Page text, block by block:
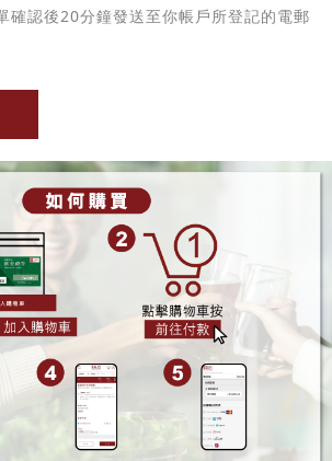
確認後20分鐘發送至你帳戶所登記的電郵